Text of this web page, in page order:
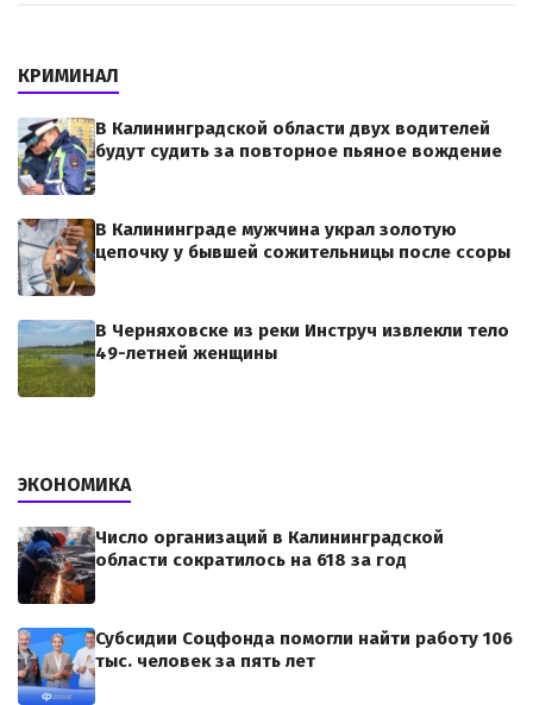
КРИМИНАЛ
В Калининградской области двух водителей
будут судить за повторное пьяное вождение
В Калининграде мужчина украл золотую
цепочку у бывшей сожительницы после ссоры
В Черняховске из реки Инструч извлекли тело
49-летней женщины
ЭКОНОМИКА
Число организаций в Калининградской
области сократилось на 618 за год
Субсидии Соцфонда помогли найти работу 106
тыс. человек за пять лет